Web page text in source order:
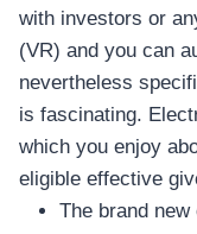
with investors or
(VR) and you can
nevertheless
is fascinating.
which you enjoy
eligible effective
The brand